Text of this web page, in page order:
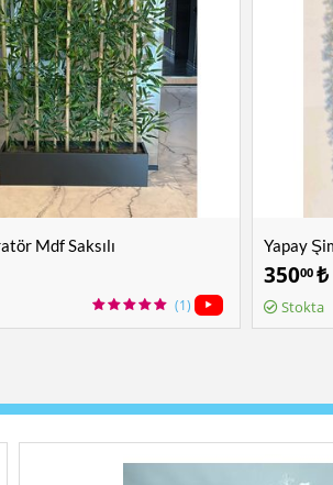
Mdf Saksılı
(1)
Yapay
35000 ₺
Stokta